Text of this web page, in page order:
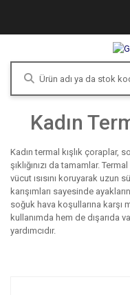
Kadın
Kadın termal kışlık çoraplar,
şıklığınızı da tamamlar.
vücut ısısını koruyarak uzun
karışımları sayesinde
soğuk hava koşullarına karşı
kullanımda hem de dışarıda
yardımcıdır.